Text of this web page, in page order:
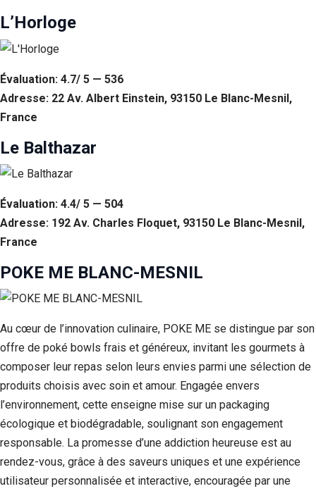
L’Horloge
Évaluation: 4.7/ 5 — 536
Adresse: 22 Av. Albert Einstein, 93150 Le Blanc-Mesnil,
France
Le Balthazar
Évaluation: 4.4/ 5 — 504
Adresse: 192 Av. Charles Floquet, 93150 Le Blanc-Mesnil,
France
POKE ME BLANC-MESNIL
Au cœur de l’innovation culinaire, POKE ME se distingue par son
offre de poké bowls frais et généreux, invitant les gourmets à
composer leur repas selon leurs envies parmi une sélection de
produits choisis avec soin et amour. Engagée envers
l’environnement, cette enseigne mise sur un packaging
écologique et biodégradable, soulignant son engagement
responsable. La promesse d’une addiction heureuse est au
rendez-vous, grâce à des saveurs uniques et une expérience
utilisateur personnalisée et interactive, encouragée par une